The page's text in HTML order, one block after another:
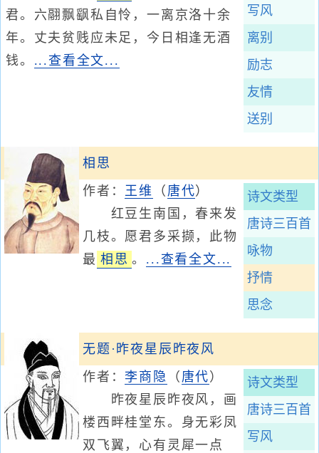
写风
离别
励志
友情
送别
君。六翮飘飖私自怜，一离京洛十余
年。丈夫贫贱应未足，今日相逢无酒
钱。 ...查看全文...
相思
诗文类型
唐诗三百首
咏物
抒情
思念
作者： 王维 （ 唐代）
红豆生南国，春来发
几枝。愿君多采撷，此物
最 相思 。 ...查看全文...
无题·昨夜星辰昨夜风
诗文类型
唐诗三百首
写风
作者：李商隐 （ 唐代 ）
昨夜星辰昨夜风，画
楼西畔桂堂东。身无彩凤
双飞翼，心有灵犀一点